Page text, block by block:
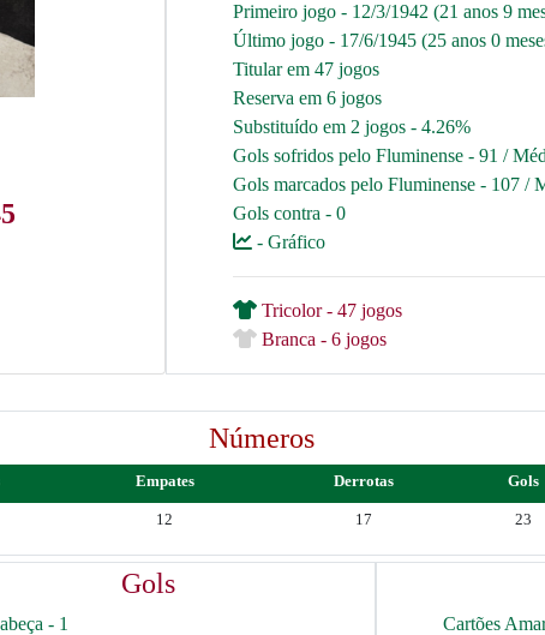
Primeiro jogo - 12/3/1942 (21 anos 9
Último jogo - 17/6/1945 (25 anos 0
Titular em 47 jogos
Reserva em 6 jogos
Substituído em 2 jogos - 4.26%
Gols sofridos pelo Fluminense - 91 /
Gols marcados pelo Fluminense - 107 /
Gols contra - 0
- Gráfico
Tricolor - 47 jogos
Branca - 6 jogos
Números
Empates Derrotas Gols
12 17 23
Gols
- 1
Cartões